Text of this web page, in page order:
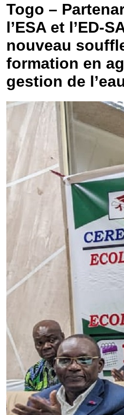
Togo –
l’ESA et l’ED-
nouveau
formation en
gestion de